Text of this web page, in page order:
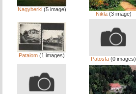
Nagyberki(5 image)
Nikla(3 image)
Patalom (1 images)
Patosfa (0 images)